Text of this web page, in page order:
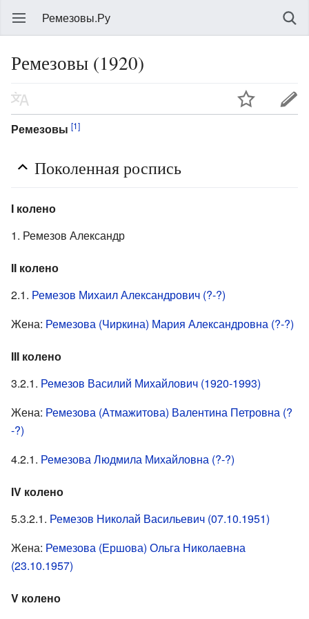
Ремезовы.Ру
Ремезовы (1920)
Ремезовы [1]
Поколенная роспись
I колено
1. Ремезов Александр
II колено
2.1. Ремезов Михаил Александрович (?-?)
Жена: Ремезова (Чиркина) Мария Александровна (?-?)
III колено
3.2.1. Ремезов Василий Михайлович (1920-1993)
Жена: Ремезова (Атмажитова) Валентина Петровна (?
-?)
4.2.1. Ремезова Людмила Михайловна (?-?)
IV колено
5.3.2.1. Ремезов Николай Васильевич (07.10.1951)
Жена: Ремезова (Ершова) Ольга Николаевна
(23.10.1957)
V колено